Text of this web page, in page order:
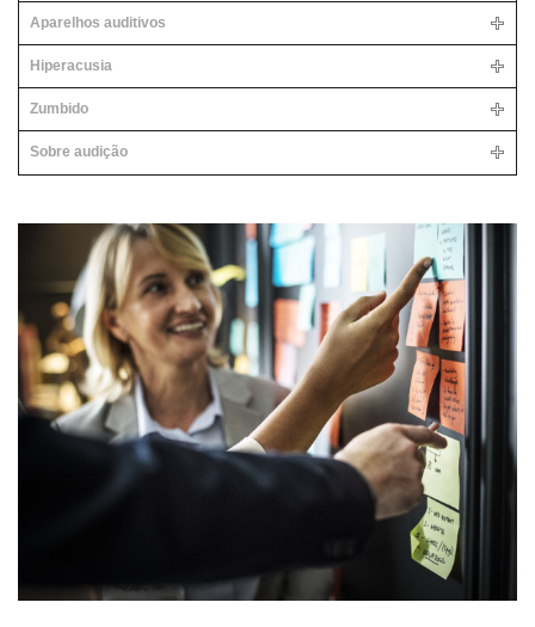
Aparelhos auditivos
Hiperacusia
Zumbido
Sobre audição